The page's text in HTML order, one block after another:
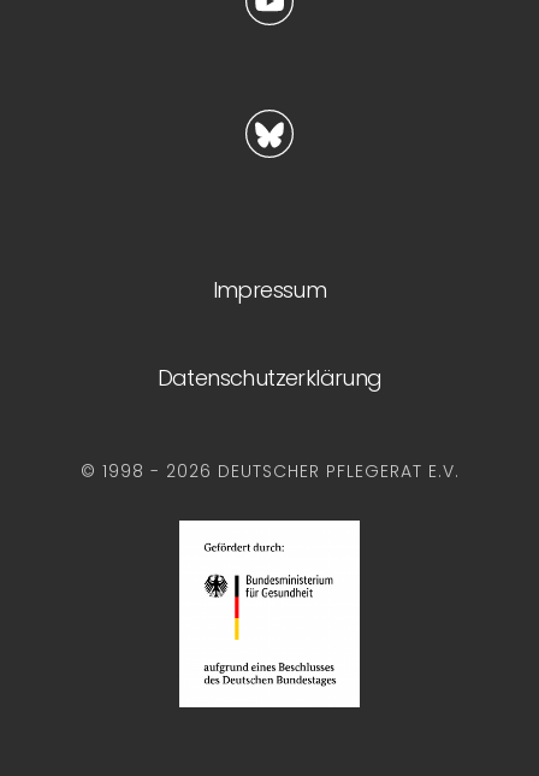
Impressum
Datenschutzerklärung
© 1998 - 2026 DEUTSCHER PFLEGERAT E.V.